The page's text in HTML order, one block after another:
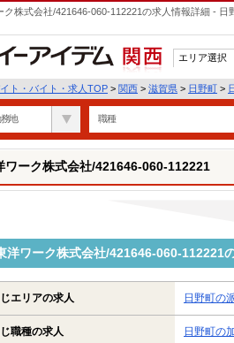
ク株式会社/421646-060-112221の求人情報詳細 -
関西
エリア選択
ト・バイト・求人TOP > 関西 > 滋賀県 > 日野町 >
地 職種
ワーク株式会社/421646-060-112221
洋ワーク株式会社/421646-060-112221
エリアの求人 日野町の
職種の求人 日野町の